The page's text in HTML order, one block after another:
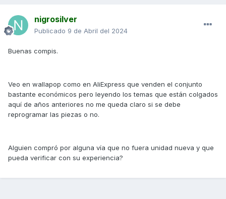
nigrosilver
Publicado 9 de Abril del 2024
Buenas compis.
Veo en wallapop como en AliExpress que venden el conjunto
bastante económicos pero leyendo los temas que están colgados
aquí de años anteriores no me queda claro si se debe
reprogramar las piezas o no.
Alguien compró por alguna vía que no fuera unidad nueva y que
pueda verificar con su experiencia?